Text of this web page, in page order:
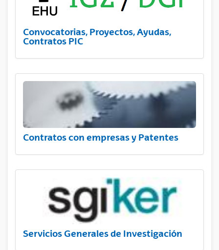
Convocatorias, Proyectos, Ayudas,
Contratos PIC
Contratos con empresas y Patentes
Servicios Generales de Investigación